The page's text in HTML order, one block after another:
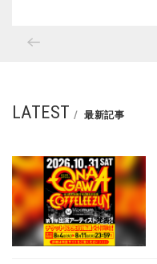
LATEST 最新記事